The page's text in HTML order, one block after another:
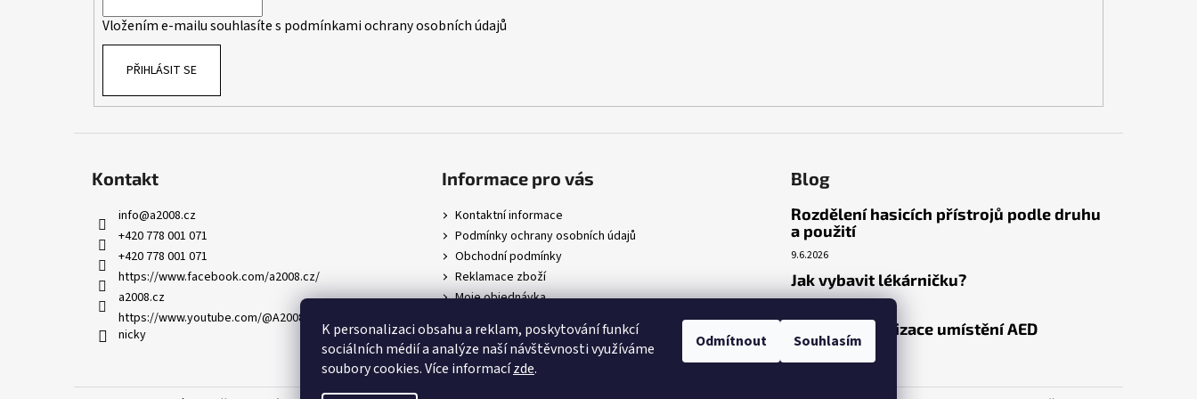
K personalizaci obsahu a reklam, poskytování funkcí
sociálních médií a analýze naší návštěvnosti využíváme
soubory cookies. Více informacízde.
Odmítnout Souhlasím
Vložením e-mailu souhlasíte s podmínkami ochrany osobních údajů
PŘIHLÁSIT SE
Kontakt
info@a2008.cz
+420 778 001 071
+420 778 001 071
https://www.facebook.com/a2008.cz/
a2008.cz
https://www.youtube.com/@A2008-AED-skoleni-lekar
nicky
Informace pro vás
Kontaktní informace
Podmínky ochrany osobních údajů
Obchodní podmínky
Reklamace zboží
Moje objednávka
Blog
Rozdělení hasicích přístrojů podle druhu
a použití
9.6.2026
Jak vybavit lékárničku?
Venkovní realizace umístění AED